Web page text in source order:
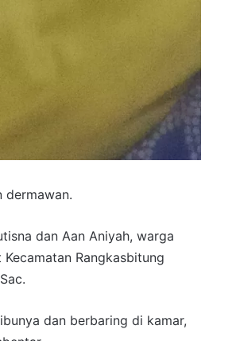
dermawan.
dan Aan Aniyah, warga
Rangkasbitung
dan berbaring di kamar,